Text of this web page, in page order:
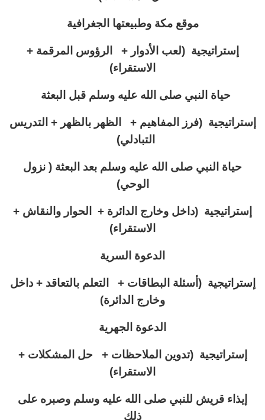
موقع مكة وطبيعتها الجغرافية
إستراتيجية (لعب الأدوار + الرؤوس المرقمة +
الاستقراء)
حياة النبي صلى الله عليه وسلم قبل البعثة
إستراتيجية (فرز المفاهيم + الظهر بالظهر + التدريس
التبادلي)
حياة النبي صلى الله عليه وسلم بعد البعثة ( نزول
الوحي)
إستراتيجية (داخل وخارج الدائرة + الحوار والنقاش +
الاستقراء)
الدعوة السرية
إستراتيجية ( أسئلة البطاقات + التعلم بالتعاقد + داخل
وخارج الدائرة)
الدعوة الجهرية
إستراتيجية (تدوين الملاحظات + حل المشكلات +
الاستقراء)
إيذاء قريش للنبي صلى الله عليه وسلم وصبره على
ذلك